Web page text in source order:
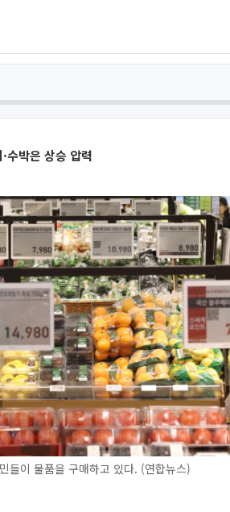
수박은 상승 압력
이 물품을 구매하고 있다. (연합뉴스)